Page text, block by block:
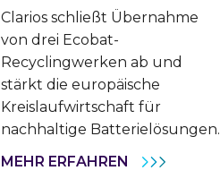
Clarios schließt Übernahme
von drei Ecobat-
Recyclingwerken ab und
stärkt die europäische
Kreislaufwirtschaft für
nachhaltige Batterielösungen.
MEHR ERFAHREN
CLARIOS